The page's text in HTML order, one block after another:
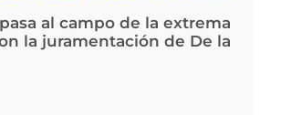
al campo de la extrema
la juramentación de De la